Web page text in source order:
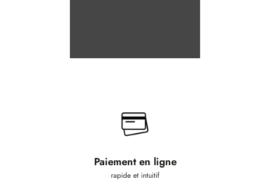
Paiement en ligne
rapide et intuitif